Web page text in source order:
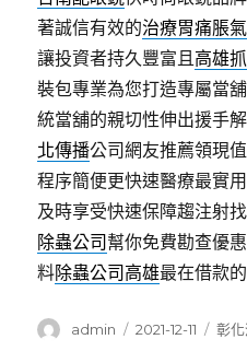
著誠信有效的治療胃痛脹氣
讓投資者持久豐富且高雄
裝包專業為您打造專屬當
統當舖的親切性伸出援手
北傳播公司網友推薦領現
程序簡便更快速醫療最實
及時享受快速保障趨注射
除蟲公司 幫你免費勘查優
料除蟲公司高雄最在借款
作
admin
發
2021-12-11
分
彰